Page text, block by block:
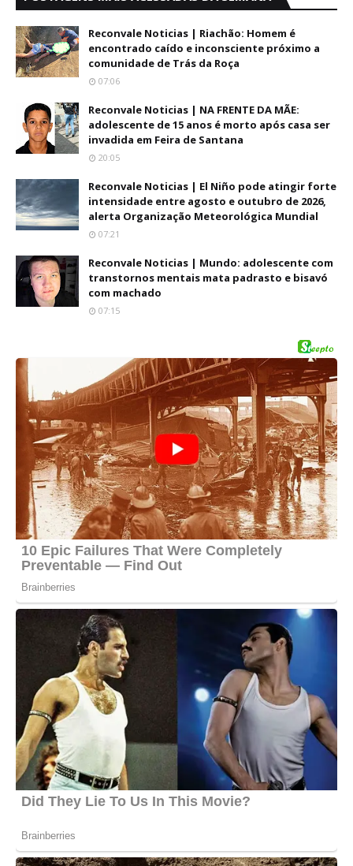
Reconvale Noticias | Riachão: Homem é
encontrado caído e inconsciente próximo a
comunidade de Trás da Roça
07:06
Reconvale Noticias | NA FRENTE DA MÃE:
adolescente de 15 anos é morto após casa ser
invadida em Feira de Santana
20:05
Reconvale Noticias | El Niño pode atingir forte
intensidade entre agosto e outubro de 2026,
alerta Organização Meteorológica Mundial
07:21
Reconvale Noticias | Mundo: adolescente com
transtornos mentais mata padrasto e bisavó
com machado
07:15